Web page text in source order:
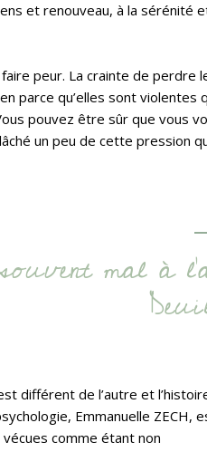
et renouveau, à la sérénité
peur. La crainte de perdre
parce qu’elles sont violentes
pouvez être sûr que vous
un peu de cette pression
mal à
différent de l’autre et
Emmanuelle ZECH,
comme étant non